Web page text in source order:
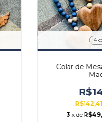
4
Colar de
3 x de